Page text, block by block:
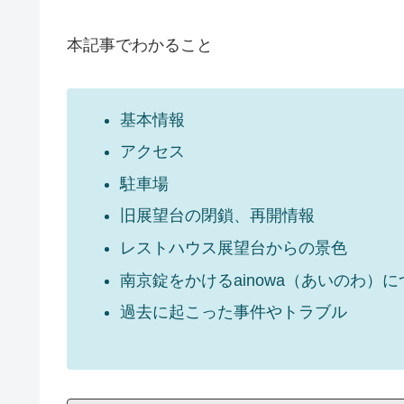
本記事でわかること
基本情報
アクセス
駐車場
旧展望台の閉鎖、再開情報
レストハウス展望台からの景色
南京錠をかけるainowa（あいのわ）に
過去に起こった事件やトラブル